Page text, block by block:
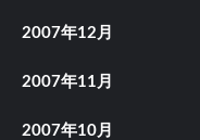
2007年12月
2007年11月
2007年10月